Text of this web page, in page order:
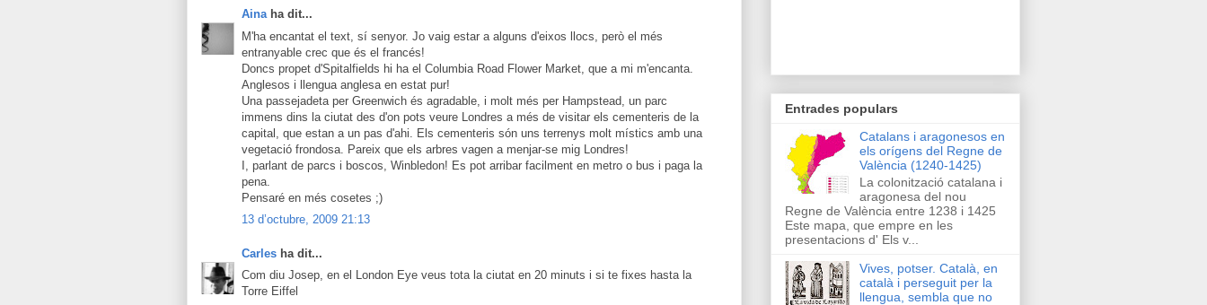
Ainaha dit...
M'ha encantat el text, sí senyor. Jo vaig estar a alguns d'eixos llocs, però el més
entranyable crec que és el francés!
Doncs propet d'Spitalfields hi ha el Columbia Road Flower Market, que a mi m'encanta.
Anglesos i llengua anglesa en estat pur!
Una passejadeta per Greenwich és agradable, i molt més per Hampstead, un parc
immens dins la ciutat des d'on pots veure Londres a més de visitar els cementeris de la
capital, que estan a un pas d'ahi. Els cementeris són uns terrenys molt místics amb una
vegetació frondosa. Pareix que els arbres vagen a menjar-se mig Londres!
I, parlant de parcs i boscos, Winbledon! Es pot arribar facilment en metro o bus i paga la
pena.
Pensaré en més cosetes ;)
13 d’octubre, 2009 21:13
Carles ha dit...
Com diu Josep, en el London Eye veus tota la ciutat en 20 minuts i si te fixes hasta la
Torre Eiffel
Entrades populars
Catalans i aragonesos en
els orígens del Regne de
València (1240-1425)
La colonització catalana i
aragonesa del nou
Regne de València entre 1238 i 1425
Este mapa, que empre en les
presentacions d' Els v...
Vives, potser. Català, en
català i perseguit per la
llengua, sembla que no